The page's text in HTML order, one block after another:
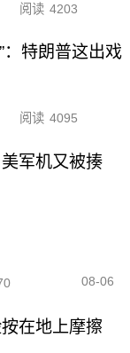
阅读 4203
：特朗普这出戏
阅读 4095
军机又被揍
08-06
在地上摩擦